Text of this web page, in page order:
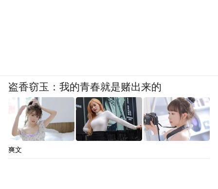
盗香窃玉：我的青春就是赌出来的
爽文